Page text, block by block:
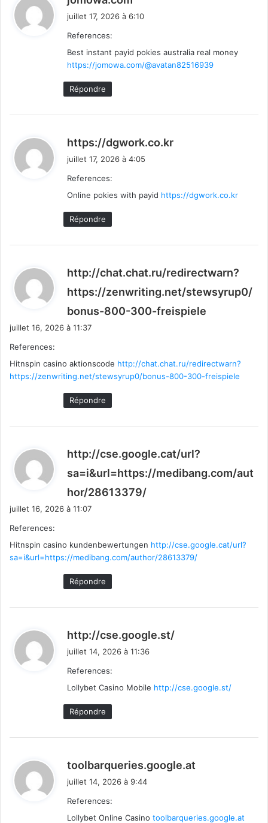
:
juillet 17, 2026 à 6:10
References:
Best instant payid pokies australia real money
https://jomowa.com/@avatan82516939
Répondre
https://dgwork.co.kr
:
juillet 17, 2026 à 4:05
References:
Online pokies with payid https://dgwork.co.kr
Répondre
http://chat.chat.ru/redirectwarn?
https://zenwriting.net/stewsyrup0/
bonus-800-300-freispiele
:
juillet 16, 2026 à 11:37
References:
Hitnspin casino aktionscode http://chat.chat.ru/redirectwarn?
https://zenwriting.net/stewsyrup0/bonus-800-300-freispiele
Répondre
http://cse.google.cat/url?
sa=i&url=https://medibang.com/aut
hor/28613379/
:
juillet 16, 2026 à 11:07
References:
Hitnspin casino kundenbewertungen http://cse.google.cat/url?
sa=i&url=https://medibang.com/author/28613379/
Répondre
http://cse.google.st/
:
juillet 14, 2026 à 11:36
References:
Lollybet Casino Mobile http://cse.google.st/
Répondre
toolbarqueries.google.at
:
juillet 14, 2026 à 9:44
References:
Lollybet Online Casino toolbarqueries.google.at